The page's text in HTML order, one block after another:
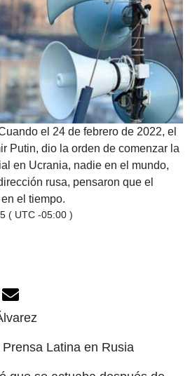
el 24 de febrero de 2022, el
Putin, dio la orden de comenzar la
en Ucrania, nadie en el mundo,
rusa, pensaron que el
el tiempo.
( UTC -05:00 )
Latina en Rusia